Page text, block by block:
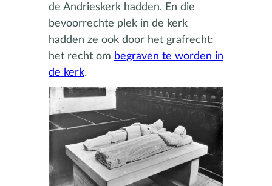
de Andrieskerk hadden. En die
bevoorrechte plek in de kerk
hadden ze ook door het grafrecht:
het recht om begraven te worden in
de kerk.